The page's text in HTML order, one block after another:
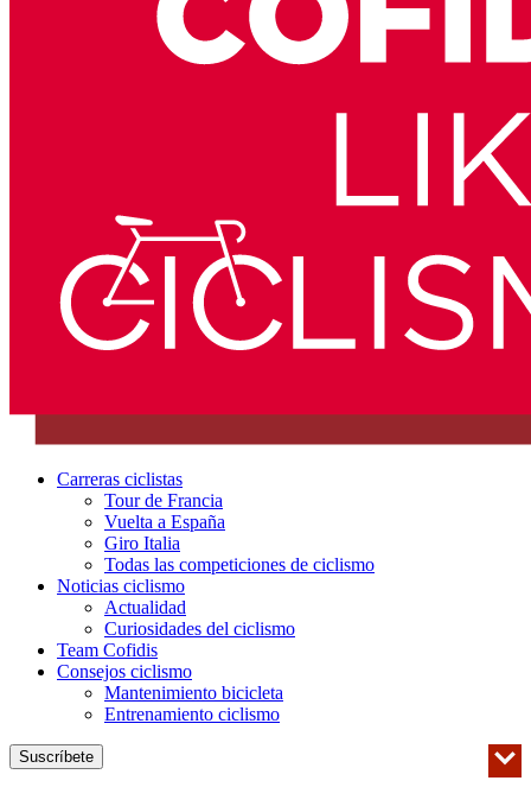
Carreras ciclistas
Tour de Francia
Vuelta a España
Giro Italia
Todas las competiciones de ciclismo
Noticias ciclismo
Actualidad
Curiosidades del ciclismo
Team Cofidis
Consejos ciclismo
Mantenimiento bicicleta
Entrenamiento ciclismo
Suscríbete